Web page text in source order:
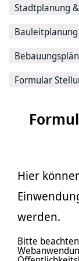
Seite
Stadtplanung
Formular
Hier
werden.
Bitte